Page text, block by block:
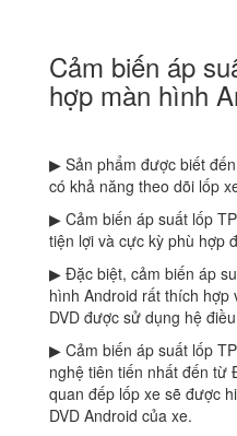
Cảm biến áp
hợp màn hình
▶ Sản phẩm được biết
có khả năng theo dõi lốp
▶ Cảm biến áp suất lốp
tiện lợi và cực kỳ phù hợp
▶ Đặc biệt, cảm biến áp
hình Android rất thích hợp
DVD được sử dụng hệ
▶ Cảm biến áp suất lốp
nghệ tiên tiến nhất đến từ
quan đếp lốp xe sẽ được
DVD Android của xe.